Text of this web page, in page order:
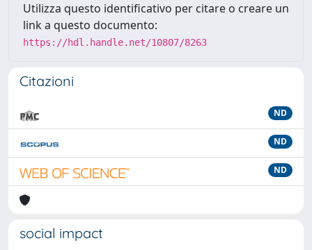
Utilizza questo identificativo per citare o creare un
link a questo documento:
https://hdl.handle.net/10807/8263
Citazioni
ND
ND
ND
social impact